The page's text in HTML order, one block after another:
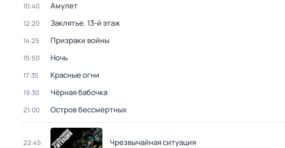
10:40 Амулет
12:20 Заклятье. 13-й этаж
14:25 Призраки войны
15:50 Ночь
17:35 Красные огни
19:30 Чёрная бабочка
21:00 Остров бессмертных
22:45 Чрезвычайная ситуация